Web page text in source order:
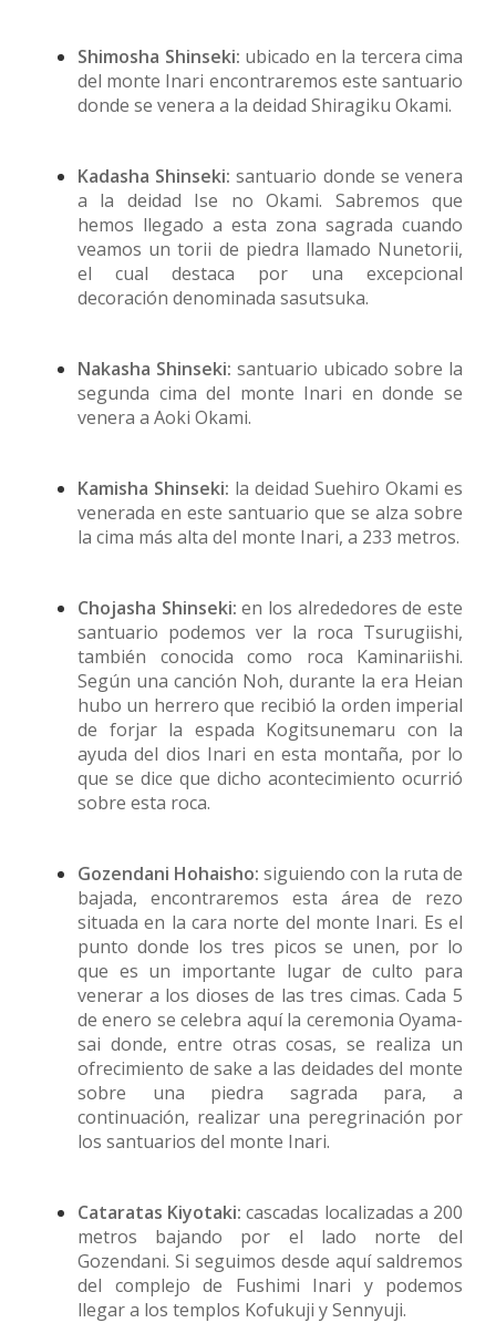
Shimosha Shinseki: ubicado en la tercera cima
del monte Inari encontraremos este santuario
donde se venera a la deidad Shiragiku Okami.
Kadasha Shinseki: santuario donde se venera
a la deidad Ise no Okami. Sabremos que
hemos llegado a esta zona sagrada cuando
veamos un torii de piedra llamado Nunetorii,
el cual destaca por una excepcional
decoración denominada sasutsuka.
Nakasha Shinseki: santuario ubicado sobre la
segunda cima del monte Inari en donde se
venera a Aoki Okami.
Kamisha Shinseki: la deidad Suehiro Okami es
venerada en este santuario que se alza sobre
la cima más alta del monte Inari, a 233 metros.
Chojasha Shinseki:en los alrededores de este
santuario podemos ver la roca Tsurugiishi,
también conocida como roca Kaminariishi.
Según una canción Noh, durante la era Heian
hubo un herrero que recibió la orden imperial
de forjar la espada Kogitsunemaru con la
ayuda del dios Inari en esta montaña, por lo
que se dice que dicho acontecimiento ocurrió
sobre esta roca.
Gozendani Hohaisho: siguiendo con la ruta de
bajada, encontraremos esta área de rezo
situada en la cara norte del monte Inari. Es el
punto donde los tres picos se unen, por lo
que es un importante lugar de culto para
venerar a los dioses de las tres cimas. Cada 5
de enero se celebra aquí la ceremonia Oyama-
sai donde, entre otras cosas, se realiza un
ofrecimiento de sake a las deidades del monte
sobre una piedra sagrada para, a
continuación, realizar una peregrinación por
los santuarios del monte Inari.
Cataratas Kiyotaki: cascadas localizadas a 200
metros bajando por el lado norte del
Gozendani. Si seguimos desde aquí saldremos
del complejo de Fushimi Inari y podemos
llegar a los templos Kofukuji y Sennyuji.